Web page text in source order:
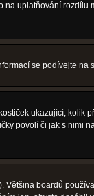
uplatňování rozdílu
se podívejte na
ukazující, kolik
povolí či jak s nimi
Většina boardů